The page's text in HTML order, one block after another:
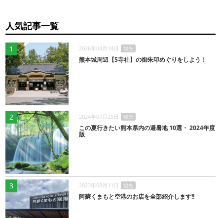
人気記事一覧
1 2026年04月14日 観光
熊本城周辺【5寺社】の御朱印めぐりをしよう！
2 2024年07月25日 観光
この夏行きたい熊本県内の避暑地 10選・ 2024年度
版
3 2023年08月11日 観光
阿蘇くまもと空港のお店を全部紹介します!!